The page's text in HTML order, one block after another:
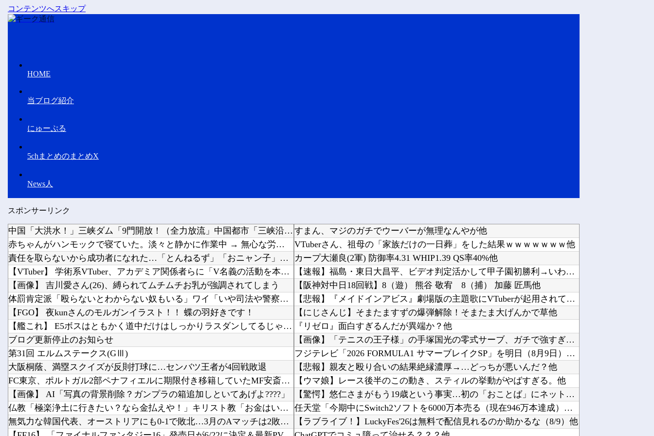
コンテンツへスキップ
HOME
当ブログ紹介
にゅーぷる
5chまとめのまとめX
News人
スポンサーリンク
中国「大洪水！」三峡ダム「9門開放！（全力放流」中国都市「三峡沿線の道路水没」中国政府「高...
赤ちゃんがハンモックで寝ていた。淡々と静かに作業中 → 無心な労働者の顔はこちらです…
責任を取らないから成功者になれた…「とんねるず」「おニャン子」「AKB」とヒットを出し続け...
【VTuber】 学術系VTuber、アカデミア関係者らに「V名義の活動を本人の業績として...
【画像】 吉川愛さん(26)、縛られてムチムチお乳が強調されてしまう
体罰肯定派「殴らないとわからない奴もいる」ワイ「いや司法や警察に突き出せばいいよね」
【FGO】 夜kunさんのモルガンイラスト！！ 蝶の羽好きです！
【艦これ】 E5ボスはともかく道中だけはしっかりラスダンしてるじゃねーか
ブログ更新停止のお知らせ
第31回 エルムステークス(GⅢ)
大阪桐蔭、満塁スクイズが反則打球に…センバツ王者が4回戦敗退
FC東京、ポルトガル2部ペナフィエルに期限付き移籍していたMF安斎颯馬の復帰を発表 「自分...
【画像】 AI「写真の背景削除？ガンプラの箱追加しといてあげよ????」
仏教「極楽浄土に行きたい？なら金払えや！」キリスト教「お金はいりません皆天国に行かせましょ...
無気力な韓国代表、オーストリアにも0-1で敗北…3月のAマッチは2敗で終＝韓国の反応
すまん、マジのガチでウーバーが無理なんやが他
VTuberさん、祖母の「家族だけの一日葬」をした結果ｗｗｗｗｗｗｗ他
カープ大瀬良(2軍) 防御率4.31 WHIP1.39 QS率40%他
【速報】福島・東日大昌平、ビデオ判定活かして甲子園初勝利→いわき勢55年ぶりの快挙に高校野...
【阪神対中日18回戦】8（遊） 熊谷 敬宥 8（捕） 加藤 匠馬他
【悲報】『メイドインアビス』劇場版の主題歌にVTuberが起用されてまたまたまた炎上、もう...
【にじさんじ】そまたますずの爆弾解除！そまたま大げんかで草他
『リゼロ』面白すぎるんだが異端か？他
【画像】「テニスの王子様」の手塚国光の零式サーブ、ガチで強すぎるｗｗｗｗ他
フジテレビ「2026 FORMULA1 サマーブレイクSP」を明日（8月9日）から12日間...
【悲報】親友と殴り合いの結果絶縁濃厚→…どっちが悪いんだ？他
【ウマ娘】レース後半のこの動き、スティルの挙動がやばすぎる。他
【驚愕】悠仁さまがもう19歳という事実…初の「おことば」にネット民驚嘆他
任天堂「今期中にSwitch2ソフトを6000万本売る（現在946万本達成）」他
【ラブライブ！】LuckyFes'26は無料で配信見れるのか助かるな（8/9）他